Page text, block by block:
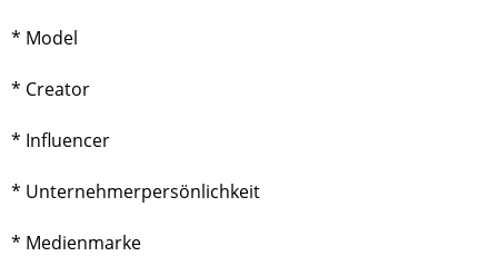
* Model
* Creator
* Influencer
* Unternehmerpersönlichkeit
* Medienmarke